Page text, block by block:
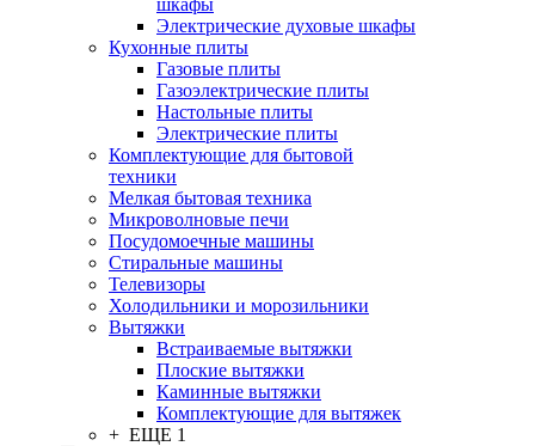
шкафы
Электрические духовые шкафы
Кухонные плиты
Газовые плиты
Газоэлектрические плиты
Настольные плиты
Электрические плиты
Комплектующие для бытовой
техники
Мелкая бытовая техника
Микроволновые печи
Посудомоечные машины
Стиральные машины
Телевизоры
Холодильники и морозильники
Вытяжки
Встраиваемые вытяжки
Плоские вытяжки
Каминные вытяжки
Комплектующие для вытяжек
+ ЕЩЕ 1